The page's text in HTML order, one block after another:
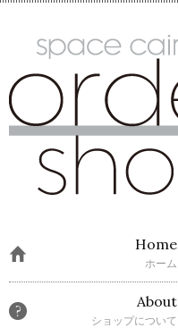
Home
ホーム
About
ショップについて